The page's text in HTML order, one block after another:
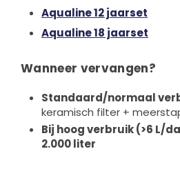
Aqualine 12 jaarset
Aqualine 18 jaarset
Wanneer vervangen?
Standaard/normaal
keramisch filter +
Bij hoog verbruik (>6 L/
2.000 liter